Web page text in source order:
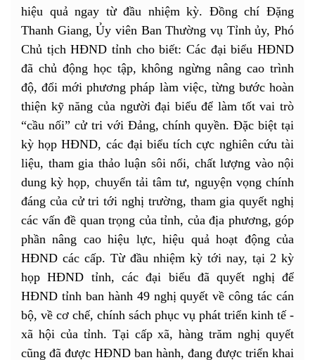
hiệu quả ngay từ đầu nhiệm kỳ. Đồng chí Đặng
Thanh Giang, Ủy viên Ban Thường vụ Tỉnh ủy, Phó
Chủ tịch HĐND tỉnh cho biết: Các đại biểu HĐND
đã chủ động học tập, không ngừng nâng cao trình
độ, đổi mới phương pháp làm việc, từng bước hoàn
thiện kỹ năng của người đại biểu để làm tốt vai trò
“cầu nối” cử tri với Đảng, chính quyền. Đặc biệt tại
kỳ họp HĐND, các đại biểu tích cực nghiên cứu tài
liệu, tham gia thảo luận sôi nổi, chất lượng vào nội
dung kỳ họp, chuyển tải tâm tư, nguyện vọng chính
đáng của cử tri tới nghị trường, tham gia quyết nghị
các vấn đề quan trọng của tỉnh, của địa phương, góp
phần nâng cao hiệu lực, hiệu quả hoạt động của
HĐND các cấp. Từ đầu nhiệm kỳ tới nay, tại 2 kỳ
họp HĐND tỉnh, các đại biểu đã quyết nghị để
HĐND tỉnh ban hành 49 nghị quyết về công tác cán
bộ, về cơ chế, chính sách phục vụ phát triển kinh tế -
xã hội của tỉnh. Tại cấp xã, hàng trăm nghị quyết
cũng đã được HĐND ban hành, đang được triển khai